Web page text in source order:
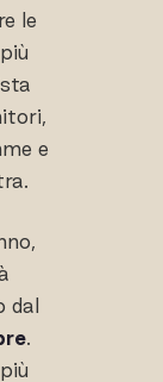
le
e
dal
.